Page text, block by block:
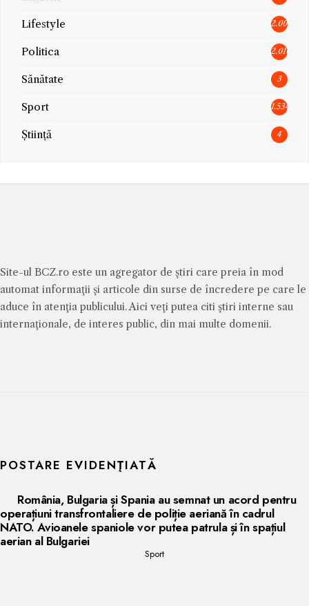
Lifestyle 2.005
Politica 2.010
Sănătate 3
Sport 1.534
Știință 4
Site-ul BCZ.ro este un agregator de ştiri care preia în mod
automat informaţii şi articole din surse de încredere pe care le
aduce în atenţia publicului. Aici veţi putea citi ştiri interne sau
internaţionale, de interes public, din mai multe domenii.
POSTARE EVIDENŢIATĂ
România, Bulgaria și Spania au semnat un acord pentru
operațiuni transfrontaliere de poliție aeriană în cadrul
NATO. Avioanele spaniole vor putea patrula și în spațiul
aerian al Bulgariei
Sport